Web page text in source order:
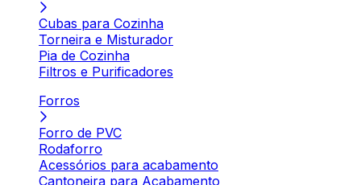
Cubas para Cozinha
Torneira e Misturador
Pia de Cozinha
Filtros e Purificadores
Forros
Forro de PVC
Rodaforro
Acessórios para acabamento
Cantoneira para Acabamento